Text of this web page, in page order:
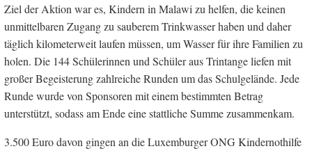
Ziel der Aktion war es, Kindern in Malawi zu helfen, die keinen
unmittelbaren Zugang zu sauberem Trinkwasser haben und daher
täglich kilometerweit laufen müssen, um Wasser für ihre Familien zu
holen. Die 144 Schülerinnen und Schüler aus Trintange liefen mit
großer Begeisterung zahlreiche Runden um das Schulgelände. Jede
Runde wurde von Sponsoren mit einem bestimmten Betrag
unterstützt, sodass am Ende eine stattliche Summe zusammenkam.
3.500 Euro davon gingen an die Luxemburger ONG Kindernothilfe